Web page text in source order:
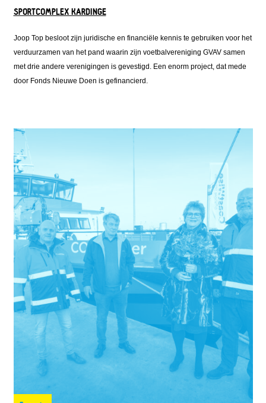
SPORTCOMPLEX KARDINGE
Joop Top besloot zijn juridische en financiële kennis te gebruiken voor het
verduurzamen van het pand waarin zijn voetbalvereniging GVAV samen
met drie andere verenigingen is gevestigd. Een enorm project, dat mede
door Fonds Nieuwe Doen is gefinancierd.